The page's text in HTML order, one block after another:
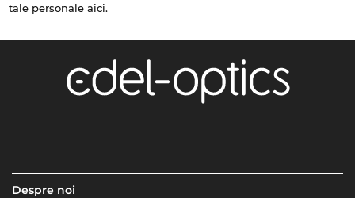
tale personale aici.
Despre noi